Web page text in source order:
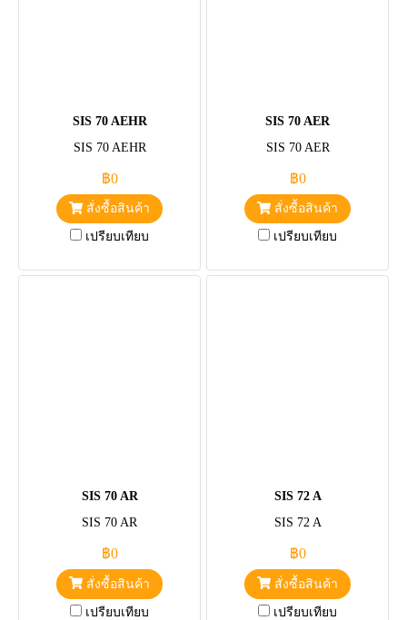
SIS 70 AEHR
SIS 70 AEHR
฿0
สั่งซื้อสินค้า
เปรียบเทียบ
SIS 70 AER
SIS 70 AER
฿0
สั่งซื้อสินค้า
เปรียบเทียบ
SIS 70 AR
SIS 70 AR
฿0
สั่งซื้อสินค้า
เปรียบเทียบ
SIS 72 A
SIS 72 A
฿0
สั่งซื้อสินค้า
เปรียบเทียบ